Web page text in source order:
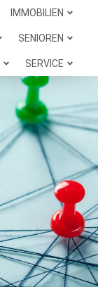
IMMOBILIEN
SENIOREN
SERVICE